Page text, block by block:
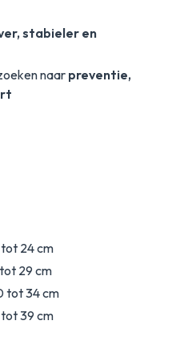
stabieler en
naar preventie,
tot 24 cm
29 cm
tot 34 cm
39 cm